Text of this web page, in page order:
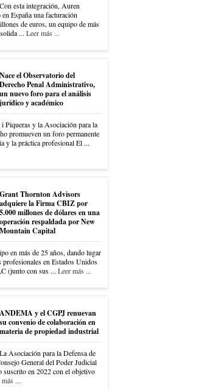
Con esta integración, Auren
España una facturación
de euros, un equipo de más
... Leer más ...
Nace el Observatorio del
Derecho Penal Administrativo,
un nuevo foro para el análisis
jurídico y académico
Piqueras y la Asociación para la
promueven un foro permanente
y la práctica profesional El ...
Grant Thornton Advisors
adquiere la Firma CBIZ por
5.000 millones de dólares en una
operación respaldada por New
Mountain Capital
en más de 25 años, dando lugar
en Estados Unidos
(junto con sus ... Leer más ...
ANDEMA y el CGPJ renuevan
su convenio de colaboración en
materia de propiedad industrial
La Asociación para la Defensa de
General del Poder Judicial
suscrito en 2022 con el objetivo
...